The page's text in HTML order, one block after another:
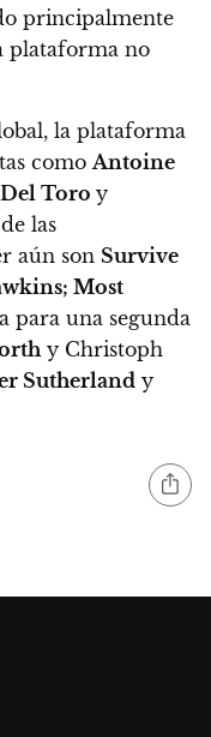
principalmente
plataforma no
la plataforma
como Antoine
Toro y
las
aún son Survive
Most
para una segunda
y Christoph
Sutherland y